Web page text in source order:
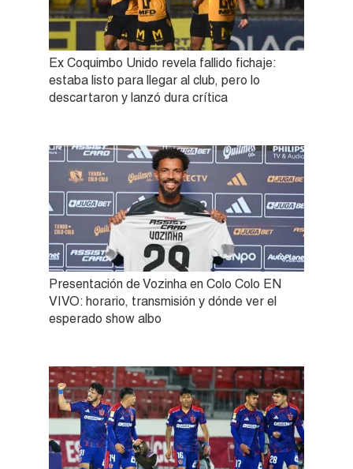
Ex Coquimbo Unido revela fallido fichaje:
estaba listo para llegar al club, pero lo
descartaron y lanzó dura crítica
Presentación de Vozinha en Colo Colo EN
VIVO: horario, transmisión y dónde ver el
esperado show albo